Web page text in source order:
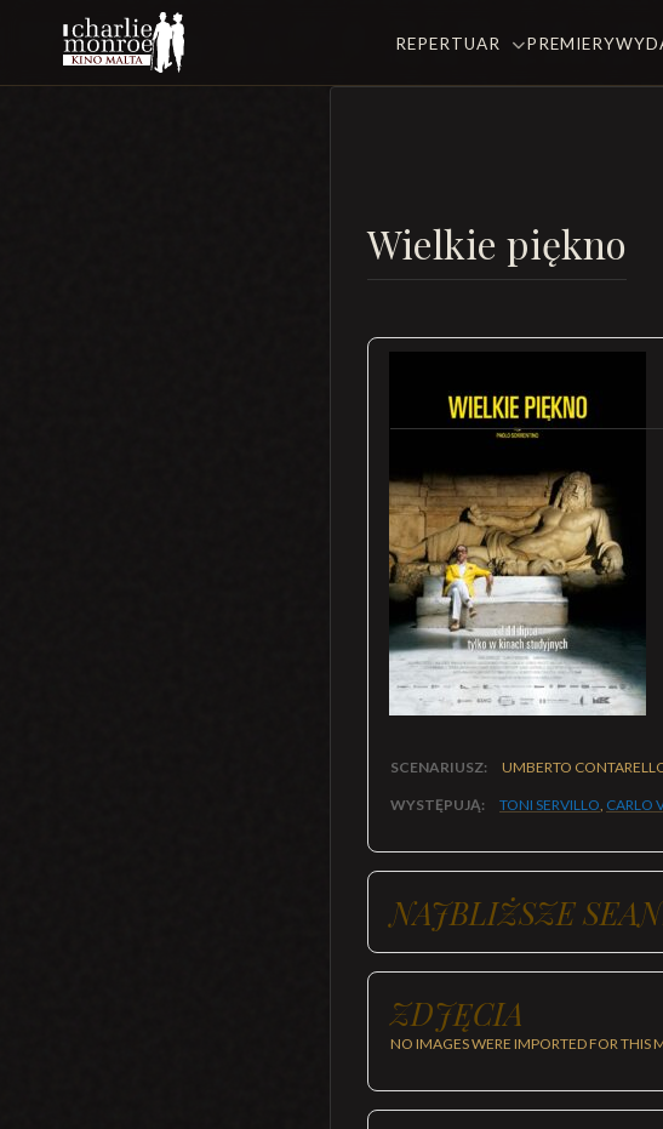
REPERTUAR PREMIERY
Wielkie piękno
SCENARIUSZ: UMBERTO
WYSTĘPUJĄ: TONI SERVILLO, CARLO
NAJBLIŻSZE
ZDJĘCIA
NO IMAGES WERE IMPORTED FOR THIS